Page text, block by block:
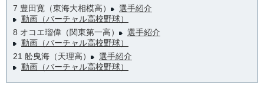
7 豊田寛（東海大相模高）
選手紹介
動画（バーチャル高校野球）
8 オコエ瑠偉（関東第一高）
選手紹介
動画（バーチャル高校野球）
21 舩曳海（天理高）
選手紹介
動画（バーチャル高校野球）